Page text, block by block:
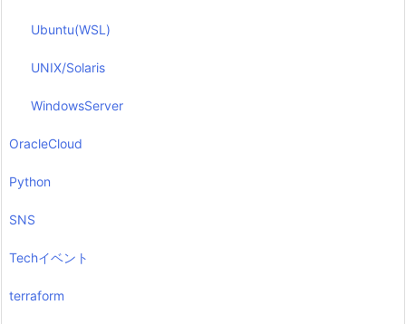
Ubuntu(WSL)
UNIX/Solaris
WindowsServer
OracleCloud
Python
SNS
Techイベント
terraform